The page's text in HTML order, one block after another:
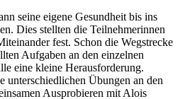
seine eigene Gesundheit bis ins
Dies stellten die Teilnehmerinnen
fest. Schon die Wegstrecke
Aufgaben an den einzelnen
eine kleine Herausforderung.
unterschiedlichen Übungen an den
Ausprobieren mit Alois